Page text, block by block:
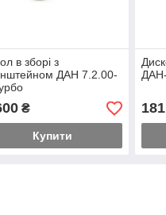
в зборі з
ДАН 7.2.00-
₴
Купити